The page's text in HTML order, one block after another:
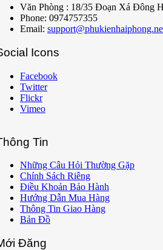
Văn Phòng : 18/35 Đoạn Xá Đông
Phone: 0974757355
Email:
Icons
Facebook
Twitter
Flickr
Vimeo
Tin
Những Câu Hỏi Thường Gặp
Chính Sách Riêng
Điều Khoản Bảo Hành
Hướng Dẫn Mua Hàng
Thông Tin Giao Hàng
Bản Đồ
Đăng